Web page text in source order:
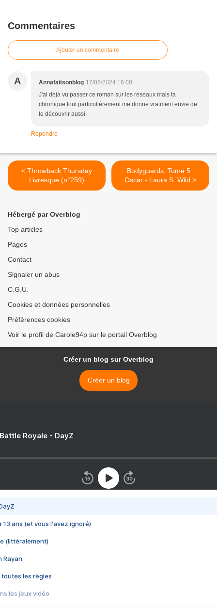
Commentaires
Ajouter un commentaire
A Annafaitsonblog 17/05/2024 16:00
J'ai déjà vu passer ce roman sur les réseaux mais ta
chronique tout particulièrement me donne vraiment envie de
le découvrir aussi.
Répondre
< Throwback Thursday
Livresque (n°259)
Bodyguards, Tome 5 :
Oscar - Laura S. Wild >
Hébergé par Overblog
Top articles
Pages
Contact
Signaler un abus
C.G.U.
Cookies et données personnelles
Préférences cookies
Voir le profil de Carole94p sur le portail Overblog
Créer un blog sur Overblog
Créer un blog
Royale - DayZ
13 ans (et vous l'avez ignoré)
(littéralement)
Rayan
toutes les règles
les jeux vidéo